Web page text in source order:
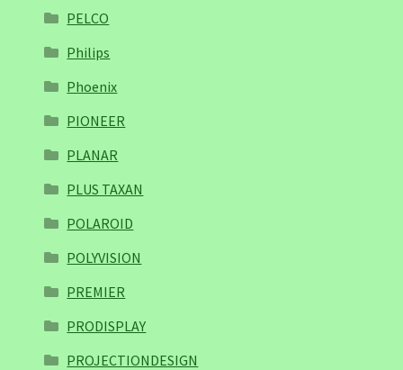
PELCO
Philips
Phoenix
PIONEER
PLANAR
PLUS TAXAN
POLAROID
POLYVISION
PREMIER
PRODISPLAY
PROJECTIONDESIGN